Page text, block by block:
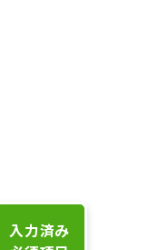
入力済み